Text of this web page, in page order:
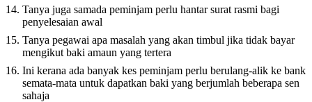
Tanya juga samada peminjam perlu hantar surat rasmi bagi
penyelesaian awal
Tanya pegawai apa masalah yang akan timbul jika tidak bayar
mengikut baki amaun yang tertera
Ini kerana ada banyak kes peminjam perlu berulang-alik ke bank
semata-mata untuk dapatkan baki yang berjumlah beberapa sen
sahaja